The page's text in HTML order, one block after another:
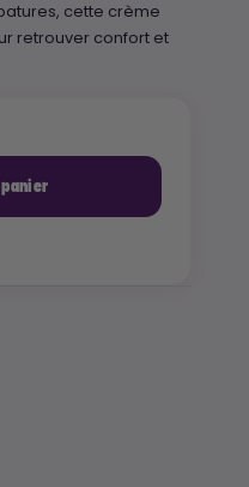
cette crème
retrouver confort et